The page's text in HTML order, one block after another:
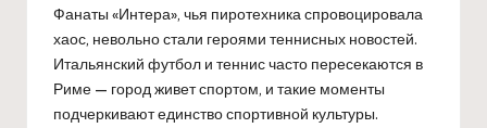
Фанаты «Интера», чья пиротехника спровоцировала
хаос, невольно стали героями теннисных новостей.
Итальянский футбол и теннис часто пересекаются в
Риме — город живет спортом, и такие моменты
подчеркивают единство спортивной культуры.